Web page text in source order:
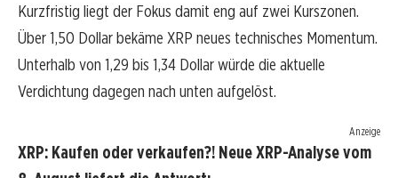
Kurzfristig liegt der Fokus damit eng auf zwei Kurszonen.
Über 1,50 Dollar bekäme XRP neues technisches Momentum.
Unterhalb von 1,29 bis 1,34 Dollar würde die aktuelle
Verdichtung dagegen nach unten aufgelöst.
Anzeige
XRP: Kaufen oder verkaufen?! Neue XRP-Analyse vom